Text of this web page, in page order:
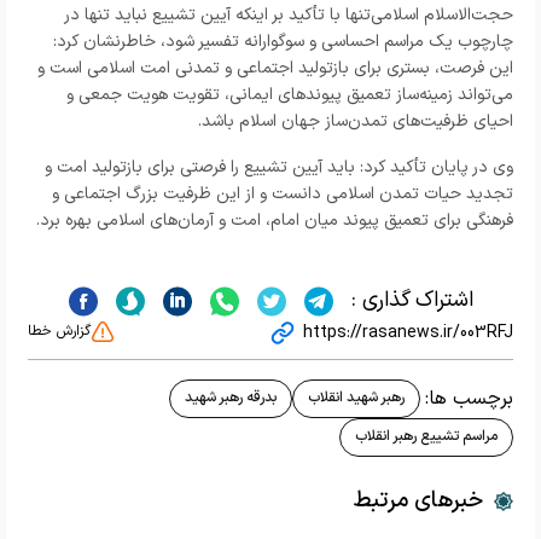
حجت‌الاسلام اسلامی‌تنها با تأکید بر اینکه آیین تشییع نباید تنها در
چارچوب یک مراسم احساسی و سوگوارانه تفسیر شود، خاطرنشان کرد:
این فرصت، بستری برای بازتولید اجتماعی و تمدنی امت اسلامی است و
می‌تواند زمینه‌ساز تعمیق پیوندهای ایمانی، تقویت هویت جمعی و
احیای ظرفیت‌های تمدن‌ساز جهان اسلام باشد.
وی در پایان تأکید کرد: باید آیین تشییع را فرصتی برای بازتولید امت و
تجدید حیات تمدن اسلامی دانست و از این ظرفیت بزرگ اجتماعی و
فرهنگی برای تعمیق پیوند میان امام، امت و آرمان‌های اسلامی بهره برد.
اشتراک گذاری :
https://rasanews.ir/003RFJ گزارش خطا
برچسب ها: رهبر شهید انقلاب
بدرقه رهبر شهید
مراسم تشییع رهبر انقلاب
خبرهای مرتبط